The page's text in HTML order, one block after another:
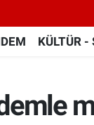
KÜLTÜR -